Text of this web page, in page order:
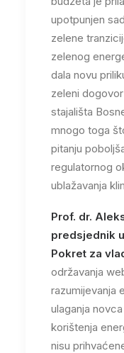
upotpunjen
zelene
zelenog
dala novu
zeleni
stajališta
mnogo toga
pitanju
regulatornog
ublažavanja
Prof. dr.
predsjednik
Pokret za
održavanja
razumijevanja
ulaganja
korištenja
nisu